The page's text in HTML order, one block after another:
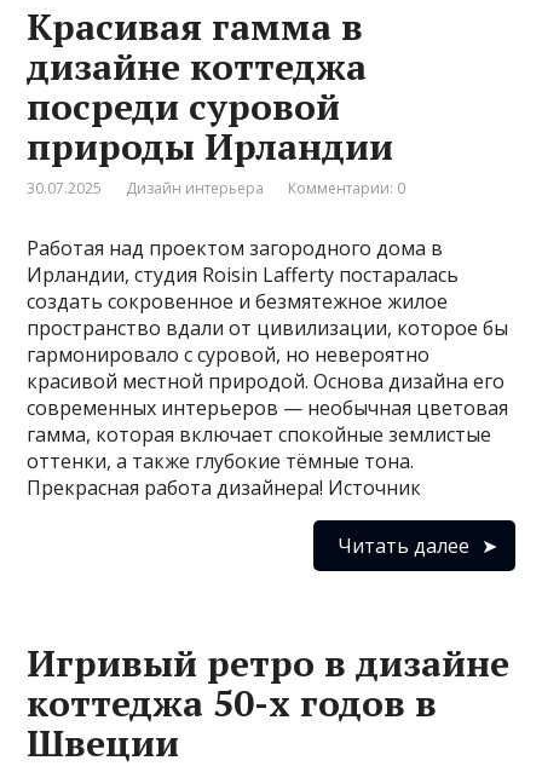
Красивая гамма в
дизайне коттеджа
посреди суровой
природы Ирландии
30.07.2025 Дизайн интерьера Комментарии: 0
Работая над проектом загородного дома в
Ирландии, студия Roisin Lafferty постаралась
создать сокровенное и безмятежное жилое
пространство вдали от цивилизации, которое бы
гармонировало с суровой, но невероятно
красивой местной природой. Основа дизайна его
современных интерьеров — необычная цветовая
гамма, которая включает спокойные землистые
оттенки, а также глубокие тёмные тона.
Прекрасная работа дизайнера! Источник
Читать далее
Игривый ретро в дизайне
коттеджа 50-х годов в
Швеции